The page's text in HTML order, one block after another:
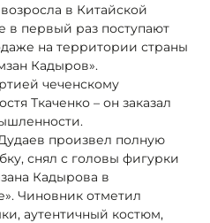
в Китайской
в первый раз поступают
на территории страны
Кадыров».
чеченскому
Ткаченко – он заказал
произвел полную
снял с головы фигурки
Кадырова в
Чиновник отметил
аутентичный костюм,